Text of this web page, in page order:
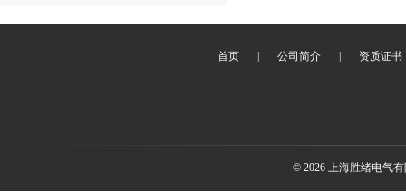
首页 公司简介 资质证书
© 2026 上海胜绪电气